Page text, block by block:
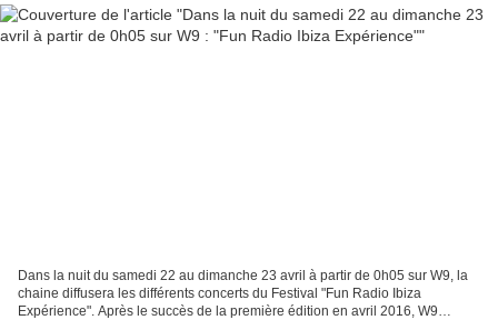
Dans la nuit du samedi 22 au dimanche 23 avril à partir de 0h05 sur W9, la
chaine diffusera les différents concerts du Festival "Fun Radio Ibiza
Expérience". Après le succès de la première édition en avril 2016, W9